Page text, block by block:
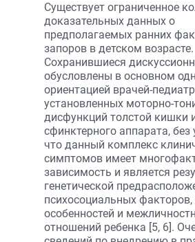
Существует ограниченное
доказательных данных о
предполагаемых ранних
запоров в детском возрасте.
Сохранившиеся
обусловлены в основном
ориентацией врачей-
установленных моторно-
дисфункций толстой кишки
сфинктерного аппарата, без
что данный комплекс
симптомов имеет
зависимость и является
генетической
психосоциальных
особенностей и
отношений ребенка [5, 6].